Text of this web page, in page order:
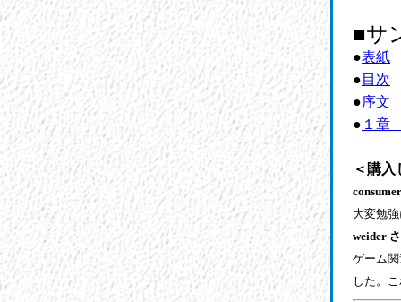
■サ
●表紙
● 目次
●序文
● １章
＜購
大変勉
weider
ゲーム
した。